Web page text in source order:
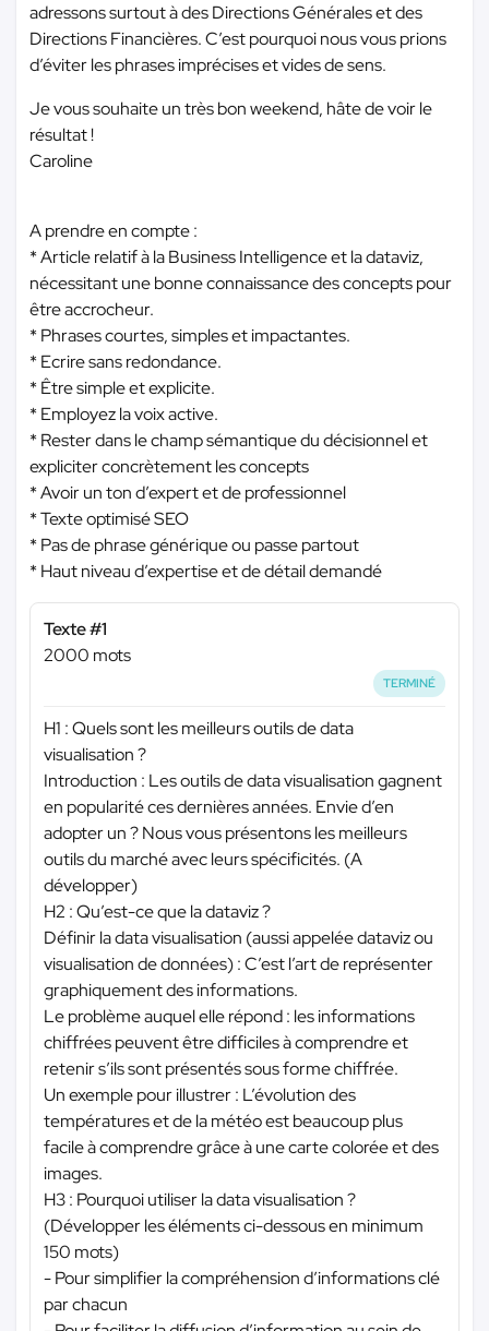
adressons surtout à des Directions Générales et des
Directions Financières. C’est pourquoi nous vous prions
d’éviter les phrases imprécises et vides de sens.
Je vous souhaite un très bon weekend, hâte de voir le
résultat !
Caroline
A prendre en compte :
* Article relatif à la Business Intelligence et la dataviz,
nécessitant une bonne connaissance des concepts pour
être accrocheur.
* Phrases courtes, simples et impactantes.
* Ecrire sans redondance.
* Être simple et explicite.
* Employez la voix active.
* Rester dans le champ sémantique du décisionnel et
expliciter concrètement les concepts
* Avoir un ton d’expert et de professionnel
* Texte optimisé SEO
* Pas de phrase générique ou passe partout
* Haut niveau d’expertise et de détail demandé
Texte #1
2000 mots
TERMINÉ
H1 : Quels sont les meilleurs outils de data
visualisation ?
Introduction : Les outils de data visualisation gagnent
en popularité ces dernières années. Envie d’en
adopter un ? Nous vous présentons les meilleurs
outils du marché avec leurs spécificités. (A
développer)
H2 : Qu’est-ce que la dataviz ?
Définir la data visualisation (aussi appelée dataviz ou
visualisation de données) : C’est l’art de représenter
graphiquement des informations.
Le problème auquel elle répond : les informations
chiffrées peuvent être difficiles à comprendre et
retenir s’ils sont présentés sous forme chiffrée.
Un exemple pour illustrer : L’évolution des
températures et de la météo est beaucoup plus
facile à comprendre grâce à une carte colorée et des
images.
H3 : Pourquoi utiliser la data visualisation ?
(Développer les éléments ci-dessous en minimum
150 mots)
- Pour simplifier la compréhension d’informations clé
par chacun